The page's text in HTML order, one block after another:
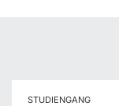
STUDIENGANG